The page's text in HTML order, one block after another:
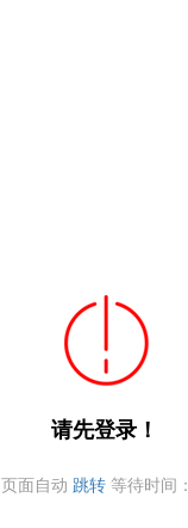
请先登录！
页面自动 跳转 等待时间：